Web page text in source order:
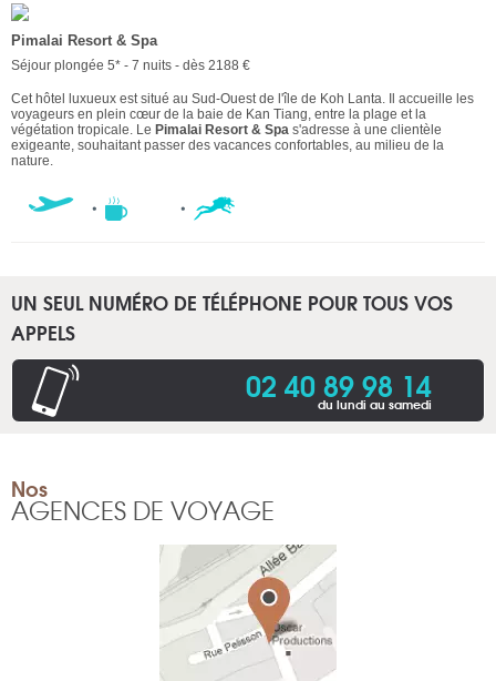
Pimalai Resort & Spa
Séjour plongée 5* - 7 nuits - dès 2188 €
Cet hôtel luxueux est situé au Sud-Ouest de l'île de Koh Lanta. Il accueille les
voyageurs en plein cœur de la baie de Kan Tiang, entre la plage et la
végétation tropicale. Le Pimalai Resort & Spa s'adresse à une clientèle
exigeante, souhaitant passer des vacances confortables, au milieu de la
nature.
UN SEUL NUMÉRO DE TÉLÉPHONE POUR TOUS VOS
APPELS
02 40 89 98 14
du lundi au samedi
Nos
AGENCES DE VOYAGE